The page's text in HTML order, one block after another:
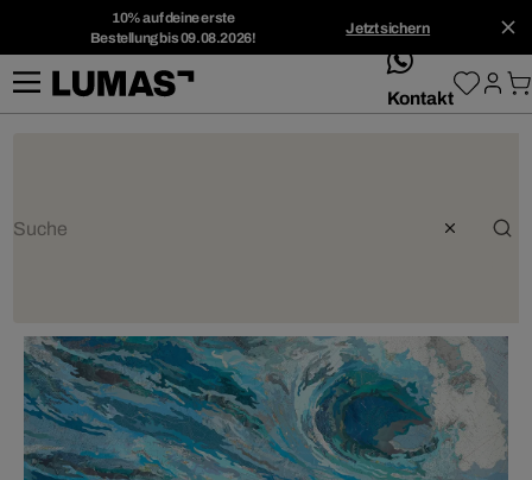
10% auf deine erste
Bestellung bis 09.08.2026!
Jetzt sichern
whatsApp
Kontakt